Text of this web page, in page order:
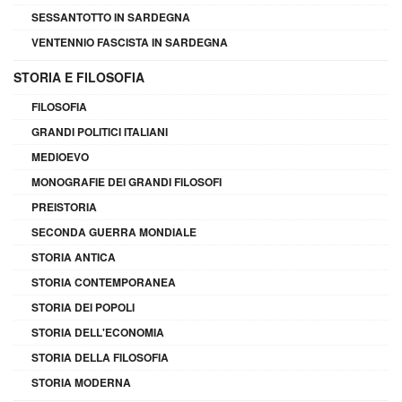
SESSANTOTTO IN SARDEGNA
VENTENNIO FASCISTA IN SARDEGNA
STORIA E FILOSOFIA
FILOSOFIA
GRANDI POLITICI ITALIANI
MEDIOEVO
MONOGRAFIE DEI GRANDI FILOSOFI
PREISTORIA
SECONDA GUERRA MONDIALE
STORIA ANTICA
STORIA CONTEMPORANEA
STORIA DEI POPOLI
STORIA DELL'ECONOMIA
STORIA DELLA FILOSOFIA
STORIA MODERNA